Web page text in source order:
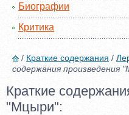
Биографии
Критика
/ Краткие содержания /
содержания произведения
Краткие
"Мцыри":